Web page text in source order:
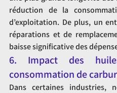
réduction de la
d’exploitation. De plus, un
réparations et de
baisse significative des
6. Impact des
consommation de
Dans certaines industries,